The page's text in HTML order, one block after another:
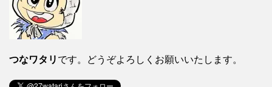
つなワタリ です。どうぞよろしくお願いいたします。